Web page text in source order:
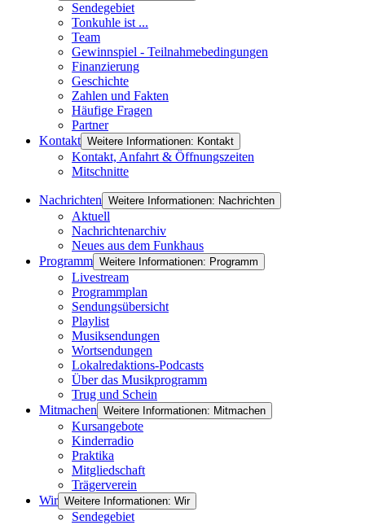
Sendegebiet
Tonkuhle ist ...
Team
Gewinnspiel - Teilnahmebedingungen
Finanzierung
Geschichte
Zahlen und Fakten
Häufige Fragen
Partner
Kontakt Weitere Informationen: Kontakt
Kontakt, Anfahrt & Öffnungszeiten
Mitschnitte
Nachrichten Weitere Informationen: Nachrichten
Aktuell
Nachrichtenarchiv
Neues aus dem Funkhaus
Programm Weitere Informationen: Programm
Livestream
Programmplan
Sendungsübersicht
Playlist
Musiksendungen
Wortsendungen
Lokalredaktions-Podcasts
Über das Musikprogramm
Trug und Schein
Mitmachen Weitere Informationen: Mitmachen
Kursangebote
Kinderradio
Praktika
Mitgliedschaft
Trägerverein
Wir Weitere Informationen: Wir
Sendegebiet